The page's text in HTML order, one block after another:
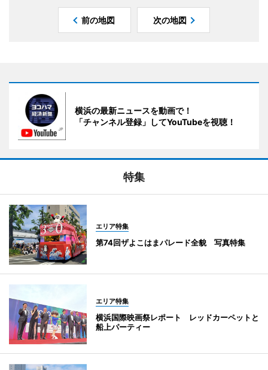
前の地図 次の地図
横浜の最新ニュースを動画で！
「チャンネル登録」してYouTubeを視聴！
特集
エリア特集
第74回ザよこはまパレード全貌 写真特集
エリア特集
横浜国際映画祭レポート レッドカーペットと
船上パーティー